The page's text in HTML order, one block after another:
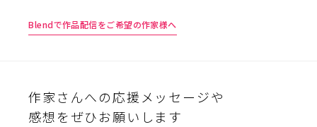
Blendで作品配信をご希望の作家様へ
作家さんへの応援メッセージや
感想をぜひお願いします